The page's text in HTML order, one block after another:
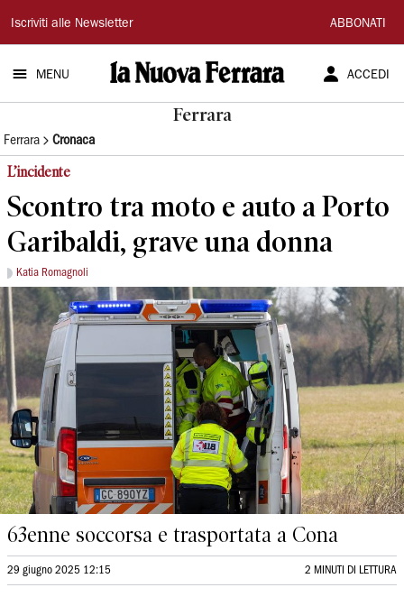
La
Nuova
Ferrara
Iscriviti alle Newsletter ABBONATI
MENU ACCEDI
Ferrara
Ferrara Cronaca
L’incidente
Scontro tra moto e auto a Porto
Garibaldi, grave una donna
Katia Romagnoli
63enne soccorsa e trasportata a Cona
29 giugno 2025 12:15 2 MINUTI DI LETTURA